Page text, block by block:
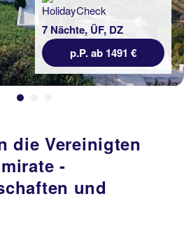
7 Nächte, ÜF, DZ
p.P. ab 1491 €
die Vereinigten
-
und